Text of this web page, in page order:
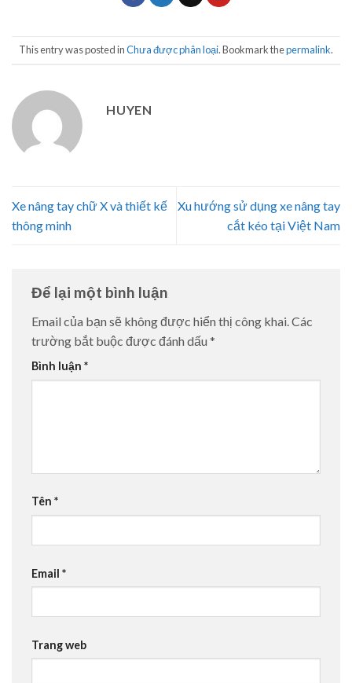
This entry was posted inChưa được phân loại. Bookmark thepermalink.
HUYEN
Xe nâng tay chữ X và thiết kế
thông minh
Xu hướng sử dụng xe nâng tay
cắt kéo tại Việt Nam
Để lại một bình luận
Email của bạn sẽ không được hiển thị công khai.Các
trường bắt buộc được đánh dấu *
Bình luận *
Tên *
Email *
Trang web